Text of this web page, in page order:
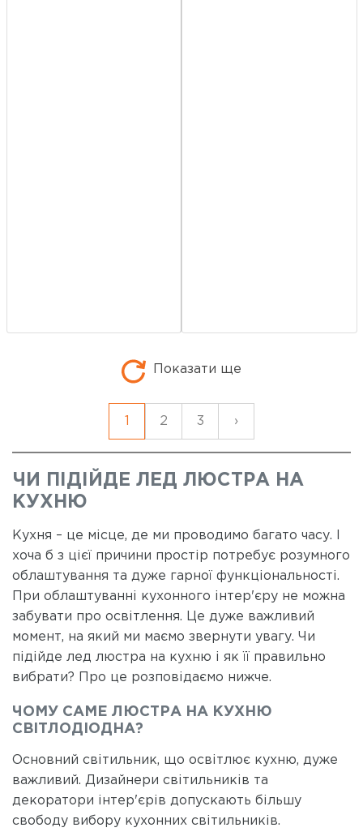
Показати ще
1 2 3 ›
ЧИ ПІДІЙДЕ ЛЕД ЛЮСТРА НА
КУХНЮ
Кухня – це місце, де ми проводимо багато часу. І
хоча б з цієї причини простір потребує розумного
облаштування та дуже гарної функціональності.
При облаштуванні кухонного інтер'єру не можна
забувати про освітлення. Це дуже важливий
момент, на який ми маємо звернути увагу. Чи
підійде лед люстра на кухню і як її правильно
вибрати? Про це розповідаємо нижче.
ЧОМУ САМЕ ЛЮСТРА НА КУХНЮ
СВІТЛОДІОДНА?
Основний світильник, що освітлює кухню, дуже
важливий. Дизайнери світильників та
декоратори інтер'єрів допускають більшу
свободу вибору кухонних світильників.